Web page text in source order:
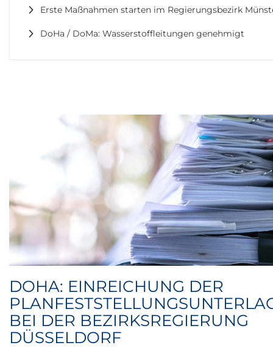
Erste Maßnahmen starten im Regierungsbezirk
DoHa / DoMa: Wasserstoffleitungen genehmigt
DOHA: EINREICHUNG DER
BEI DER BEZIRKSREGIERUNG
DÜSSELDORF